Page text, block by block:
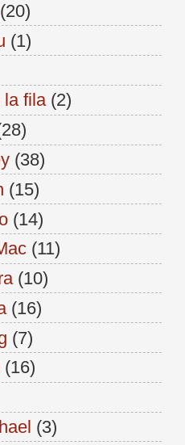
(20)
(1)
la fila (2)
(38)
(15)
(14)
(11)
(10)
(16)
(7)
(16)
(3)